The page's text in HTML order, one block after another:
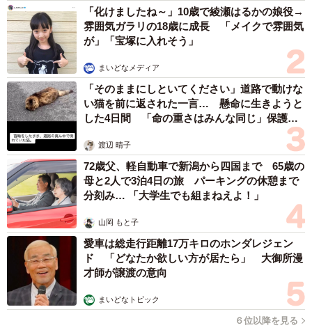
かりの強さの理由は、もともと持っている性格に加えて、
病気になったからこそ生まれた感情にもあると思います。
ひかりの役作りをするときには、私が現実世界で出会った
「すてきだな」と思う方々の姿を思い浮かべました。私は
「乗り越えてきた人たち」に魅力を感じます。そういう人
たちは、痛みを知り悲しみを負ったからこそ、人の気持ち
がわかって、凛とした力強さを持っている。強さと優しさ
ってイコールだと思うんです。ひかりはその2つが備わって
いる人。技術的な細かいことは考えずに、ひかりとして生
きて、ひかりの強さと優しさから見え隠れする感情が伝わ
ればいいなと思いました。
天文部の4人は「前から友達だったかも」と錯覚
するほど
ーーひかりにとって天文部の3人、飛鳥（木竜麻生）、周
（片山友希）、晴子（伊藤万理華）はどんな存在ですか？
「化けましたね～」10歳で綾瀬はるかの娘役→
雰囲気ガラリの18歳に成長 「メイクで雰囲気
が」「宝塚に入れそう」
まいどなメディア
「そのままにしといてください」道路で動けな
い猫を前に返された一言… 懸命に生きようと
した4日間 「命の重さはみんな同じ」保護団
渡辺 晴子
72歳父、軽自動車で新潟から四国まで 65歳の
母と2人で3泊4日の旅 パーキングの休憩まで
分刻み… 「大学生でも組まねえよ！」
山岡 もと子
愛車は総走行距離17万キロのホンダレジェン
ド 「どなたか欲しい方が居たら」 大御所漫
才師が譲渡の意向
まいどなトピック
６位以降を見る